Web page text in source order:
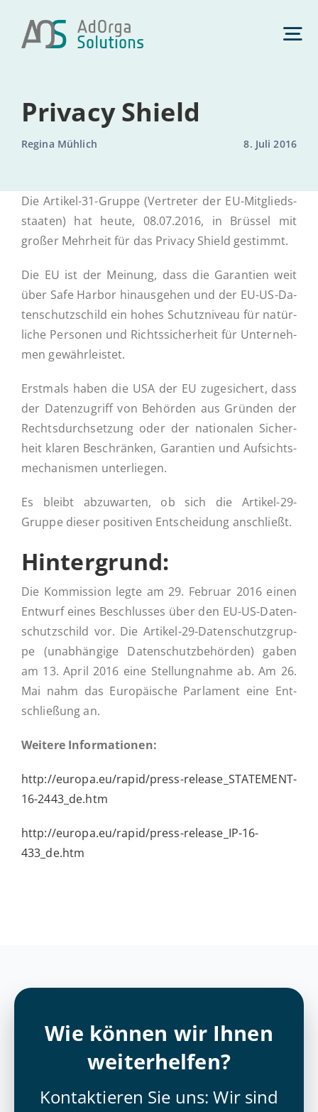
Inhalt
springen
Management­beratung
Künst­li­che Intelligenz
Kontakt
Privacy Shield
Regina Mühlich 8. Juli 2016
Die Artikel-31-Gruppe (Ver­tre­ter der EU-Mit­­glied­s­­
staa­­ten) hat heute, 08.07.2016, in Brüssel mit
großer Mehr­heit für das Privacy Shield gestimmt.
Die EU ist der Meinung, dass die Ga­ran­tien weit
über Safe Harbor hin­aus­ge­hen und der EU-US-Da­­
ten­­schut­z­­schild ein hohes Schutz­ni­veau für na­tür­
li­che Per­so­nen und Richts­si­cher­heit für Un­ter­neh­
men gewährleistet.
Erst­mals haben die USA der EU zu­ge­si­chert, dass
der Da­ten­zu­griff von Be­hör­den aus Gründen der
Rechts­durch­set­zung oder der na­tio­na­len Si­cher­
heit klaren Be­schrän­ken, Ga­ran­tien und Auf­sichts­
me­cha­nis­men unterliegen.
Es bleibt ab­zu­war­ten, ob sich die Artikel-29-
Gruppe dieser po­si­ti­ven Ent­schei­dung anschließt.
Hin­ter­grund:
Die Kom­mis­si­on legte am 29. Februar 2016 einen
Entwurf eines Be­schlus­ses über den EU-US-Da­­ten­­
schut­z­­schild vor. Die Artikel-29-Da­­ten­­schut­z­­grup­­
pe (un­ab­hän­gi­ge Da­ten­schutz­be­hör­den) gaben
am 13. April 2016 eine Stel­lung­nah­me ab. Am 26.
Mai nahm das Eu­ro­päi­sche Par­la­ment eine Ent­
schlie­ßung an.
Weitere In­for­ma­tio­nen:
http://europa.eu/rapid/press-release_STATEMENT-
16-2443_de.htm
http://europa.eu/rapid/press-release_IP-16-
433_de.htm
Wie können wir Ihnen
weiterhelfen?
Kontaktieren Sie uns: Wir sind